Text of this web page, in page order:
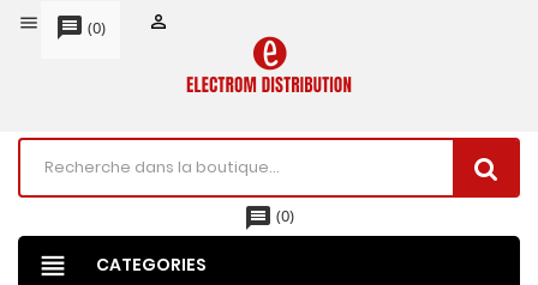
 message (0) 
message (0)
view_headline CATEGORIES